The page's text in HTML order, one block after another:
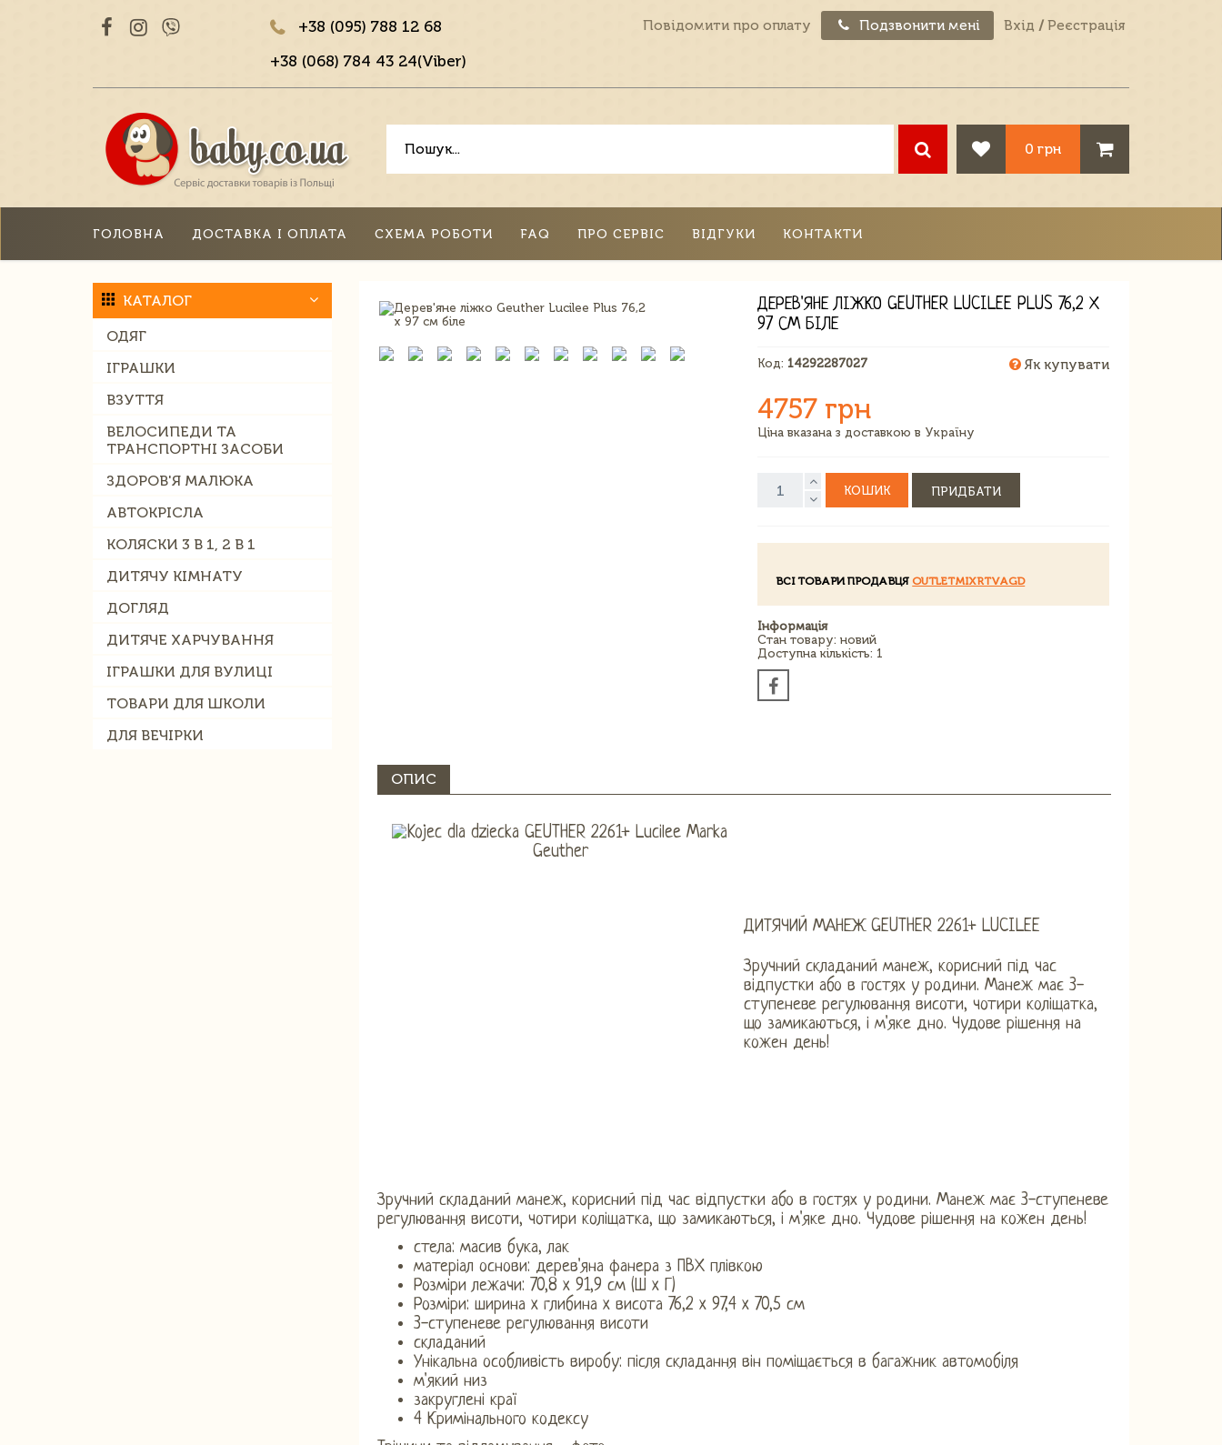
+38 (095) 788 12 68
+38 (068) 784 43 24(Viber)
Повідомити про оплату Подзвонити мені Вхід / Реєстрація
0 грн
ГОЛОВНА ДОСТАВКА І ОПЛАТА СХЕМА РОБОТИ FAQ ПРО СЕРВІС ВІДГУКИ КОНТАКТИ
КАТАЛОГ
ОДЯГ
ІГРАШКИ
ВЗУТТЯ
ВЕЛОСИПЕДИ ТА
ТРАНСПОРТНІ ЗАСОБИ
ЗДОРОВ'Я МАЛЮКА
АВТОКРІСЛА
КОЛЯСКИ 3 В 1, 2 В 1
ДИТЯЧУ КІМНАТУ
ДОГЛЯД
ДИТЯЧЕ ХАРЧУВАННЯ
ІГРАШКИ ДЛЯ ВУЛИЦІ
ТОВАРИ ДЛЯ ШКОЛИ
ДЛЯ ВЕЧІРКИ
ДЕРЕВ'ЯНЕ ЛІЖКО GEUTHER LUCILEE PLUS 76,2 Х
97 СМ БІЛЕ
Код: 14292287027 Як купувати
4757 грн
Ціна вказана з доставкою в Україну
КОШИК ПРИДБАТИ
ВСІ ТОВАРИ ПРОДАВЦЯOUTLETMIXRTVAGD
Інформація
Стан товару: новий
Доступна кількість: 1
ОПИС
ДИТЯЧИЙ МАНЕЖ GEUTHER 2261+ LUCILEE
Зручний складаний манеж, корисний під час
відпустки або в гостях у родини. Манеж має 3-
ступеневе регулювання висоти, чотири коліщатка,
що замикаються, і м'яке дно. Чудове рішення на
кожен день!
Зручний складаний манеж, корисний під час відпустки або в гостях у родини. Манеж має 3-ступеневе
регулювання висоти, чотири коліщатка, що замикаються, і м'яке дно. Чудове рішення на кожен день!
стела: масив бука, лак
матеріал основи: дерев'яна фанера з ПВХ плівкою
Розміри лежачи: 70,8 x 91,9 см (Ш x Г)
Розміри: ширина x глибина x висота 76,2 x 97,4 x 70,5 см
3-ступеневе регулювання висоти
складаний
Унікальна особливість виробу: після складання він поміщається в багажник автомобіля
м'який низ
закруглені краї
4 Кримінального кодексу